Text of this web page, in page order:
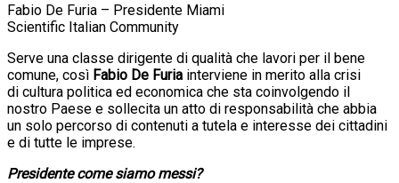
Fabio De Furia – Presidente Miami
Scientific Italian Community
Serve una classe dirigente di qualità che lavori per il bene
comune, così Fabio De Furia interviene in merito alla crisi
di cultura politica ed economica che sta coinvolgendo il
nostro Paese e sollecita un atto di responsabilità che abbia
un solo percorso di contenuti a tutela e interesse dei cittadini
e di tutte le imprese.
Presidente come siamo messi?